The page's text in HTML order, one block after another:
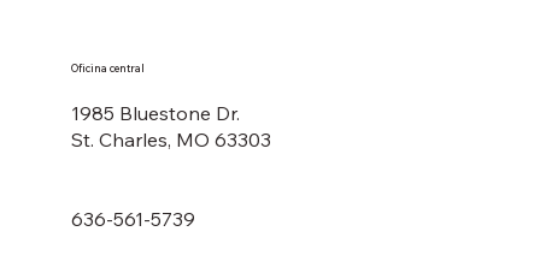
Oficina central
1985 Bluestone Dr.
St. Charles, MO 63303
636-561-5739